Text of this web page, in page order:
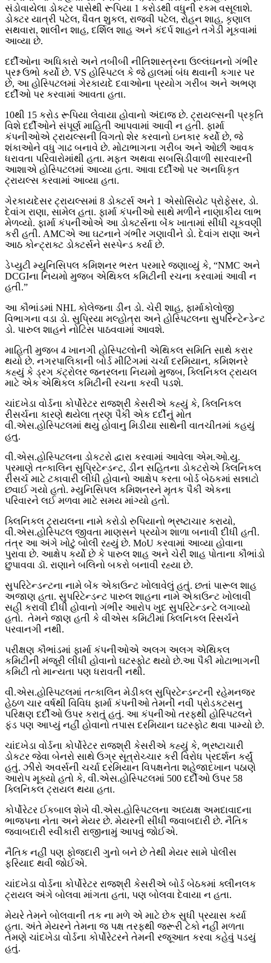
સંડોવાયેલા ડોક્ટર પાસેથી રૂપિયા 1 કરોડથી વધુની રકમ વસૂલાશે.
ડોક્ટર યાત્રી પટેલ, ધૈવત શુકલ, રાજવી પટેલ, રોહન શાહ, કૃણાલ
સથવારા, શાલીન શાહ, દર્શિલ શાહ અને કંદર્પ શાહને તગેડી મૂકવામાં
આવ્યા છે.
દર્દીઓના અધિકારો અને તબીબી નીતિશાસ્ત્રના ઉલ્લંઘનનો ગંભીર
પ્રશ્ન ઉભો કર્યો છે. VS હોસ્પિટલ કે જે હાલમાં બંધ થવાની કગાર પર
છે, આ હોસ્પિટલમાં ગેરકાયદે દવાઓના પ્રયોગ ગરીબ અને અભણ
દર્દીઓ પર કરવામાં આવતા હતા.
10થી 15 કરોડ રૂપિયા લેવાયા હોવાનો અંદાજ છે. ટ્રાયલ્સની પ્રકૃતિ
વિશે દર્દીઓને સંપૂર્ણ માહિતી આપવામાં આવી ન હતી. ફાર્મા
કંપનીઓએ ટ્રાયલ્સની વિગતો શેર કરવાનો ઇનકાર કર્યો છે, જે
શંકાઓને વધુ ગાઢ બનાવે છે. મોટાભાગના ગરીબ અને ઓછી આવક
ધરાવતા પરિવારોમાંથી હતા. મફત અથવા સબસિડીવાળી સારવારની
આશાએ હોસ્પિટલમાં આવ્યા હતા. આવા દર્દીઓ પર અનધિકૃત
ટ્રાયલ્સ કરવામાં આવ્યા હતા.
ગેરકાયદેસર ટ્રાયલ્સમાં 8 ડોક્ટર્સ અને 1 એસોસિયેટ પ્રોફેસર, ડો.
દેવાંગ રાણા, સામેલ હતા. ફાર્મા કંપનીઓ સાથે મળીને નાણાકીય લાભ
મેળવ્યો. ફાર્મા કંપનીઓએ આ ડોક્ટર્સના બેંક ખાતામાં સીધી ચૂકવણી
કરી હતી. AMCએ આ ઘટનાને ગંભીર ગણાવીને ડો. દેવાંગ રાણા અને
આઠ કોન્ટ્રાક્ટ ડોક્ટર્સને સસ્પેન્ડ કર્યા છે.
ડેપ્યુટી મ્યુનિસિપલ કમિશનર ભરત પરમારે જણાવ્યું કે, “NMC અને
DCGIના નિયમો મુજબ એથિકલ કમિટીની રચના કરવામાં આવી ન
હતી.”
આ કૌભાંડમાં NHL કોલેજના ડીન ડો. ચેરી શાહ, ફાર્માકોલોજી
વિભાગના વડા ડો. સુપ્રિયા મલ્હોત્રા અને હોસ્પિટલના સુપરિન્ટેન્ડેન્ટ
ડો. પારુલ શાહને નોટિસ પાઠવવામાં આવશે.
માહિતી મુજબ 4 ખાનગી હોસ્પિટલોની એથિકલ સમિતિ સાથે કરાર
થયો છે. નગરપાલિકાની બોર્ડ મીટિંગમાં ચર્ચા દરમિયાન, કમિશનરે
કહ્યું કે ડ્રગ કંટ્રોલર જનરલના નિયમો મુજબ, ક્લિનિકલ ટ્રાયલ
માટે એક એથિકલ કમિટીની રચના કરવી પડશે.
ચાંદખેડા વોર્ડના કોર્પોરેટર રાજશ્રી કેસરીએ કહ્યું કે, ક્લિનિકલ
રીસર્ચના કારણે થયેલા ત્રણ પૈકી એક દર્દીનું મોત
વી.એસ.હોસ્પિટલમાં થયુ હોવાનુ મિડીયા સાથેની વાતચીતમાં કહયું
હતુ.
વી.એસ.હોસ્પિટલના ડોકટરો દ્વારા કરવામાં આવેલા એમ.ઓ.યુ.
પ્રમાણે તત્કાલિન સુપ્રિટેન્ડન્ટ, ડીન સહિતના ડોકટરોએ ક્લિનિકલ
રીસર્ચ માટે ટકાવારી લીધી હોવાનો આક્ષેપ કરતા બોર્ડ બેઠકમાં સન્નાટો
છવાઈ ગયો હતો. મ્યુનિસિપલ કમિશનરને મૃતક પૈકી એકના
પરિવારને લઈ મળવા માટે સમય માંગ્યો હતો.
ક્લિનિકલ ટ્રાયલના નામે કરોડો રુપિયાનો ભ્રષ્ટાચાર કરાયો,
વી.એસ.હોસ્પિટલ જીવતા માણસને પ્રયોગ શાળા બનાવી દીધી હતી.
તંત્ર આ અંગે ખોટું બોલી રહ્યું છે. MoU કરવામાં આવ્યા હોવાના
પુરાવા છે. આક્ષેપ કર્યો છે કે પારુલ શાહ અને ચેરી શાહ પોતાના કૌભાંડો
છુપાવવા ડૉ. રાણાને બલિનો બકરો બનાવી રહ્યા છે.
સુપરિટેન્ડન્ટના નામે બેંક એકાઉન્ટ ખોલાવેલું હતું. છતાં પારૂલ શાહ
અજાણ હતા. સુપરિટેન્ડન્ટ પારુલ શાહના નામે એકાઉન્ટ ખોલાવી
સહી કરાવી દીધી હોવાનો ગંભીર આરોપ ખુદ સુપરિટેન્ડન્ટે લગાવ્યો
હતો. તેમને જાણ હતી કે વીએસ કમિટીમાં ક્લિનિકલ રિસર્ચને
પરવાનગી નથી.
પરીક્ષણ કૌભાંડમાં ફાર્મા કંપનીઓએ અલગ અલગ એથિકલ
કમિટીની મંજૂરી લીધી હોવાનો ઘટસ્ફોટ થયો છે.આ પૈકી મોટાભાગની
કમિટી તો માન્યતા પણ ધરાવતી નથી.
વી.એસ.હોસ્પિટલમાં તત્કાલિન મેડીકલ સુપ્રિટેન્ડન્ટની રહેમનજર
હેઠળ ચાર વર્ષથી વિવિધ ફાર્મા કંપનીઓ તેમની નવી પ્રોડકટસનુ
પરિક્ષણ દર્દીઓ ઉપર કરાતું હતું. આ કંપનીઓ તરફથી હોસ્પિટલને
ફંડ પણ આપ્યું નહીં હોવાનો તપાસ દરમિયાન ઘટસ્ફોટ થવા પામ્યો છે.
ચાંદખેડા વોર્ડના કોર્પોરેટર રાજશ્રી કેસરીએ કહ્યું કે, ભ્રષ્ટાચારી
ડોકટર જેવા બેનરો સાથે ઉગ્ર સૂત્રોચ્ચાર કરી વિરોધ પ્રદર્શન કર્યું
હતું. ઝીરો અવર્સની ચર્ચા દરમિયાન વિપક્ષનેતા શહેજાદખાન પઠાણે
આરોપ મૂક્યો હતો કે, વી.એસ.હોસ્પિટલમાં 500 દર્દીઓ ઉપર 58
ક્લિનિકલ ટ્રાયલ થયા હતા.
કોર્પોરેટર ઈકબાલ શેખે વી.એસ.હોસ્પિટલના અધ્યક્ષ અમદાવાદના
ભાજપના નેતા અને મેયર છે. મેયરની સીધી જવાબદારી છે. નૈતિક
જવાબદારી સ્વીકારી રાજીનામું આપવું જોઈએ.
નૈતિક નહીં પણ ફોજદારી ગુનો બને છે તેથી મેયર સામે પોલીસ
ફરિયાદ થવી જોઈએ.
ચાંદખેડા વોર્ડના કોર્પોરેટર રાજશ્રી કેસરીએ બોર્ડ બેઠકમાં ક્લીનલક
ટ્રાયલ અંગે બોલવા માંગતા હતા, પણ બોલવા દેવાયા ન હતા.
મેયરે તેમને બોલવાની તક ના મળે એ માટે છેક સુધી પ્રયાસ કર્યા
હતા. અંતે મેયરને તેમના જ પક્ષ તરફથી જરૂરી ટેકો નહીં મળતા
તેમણે ચાંદખેડા વોર્ડના કોર્પોરેટરને તેમની રજૂઆત કરવા કહેવું પડયું
હતું.